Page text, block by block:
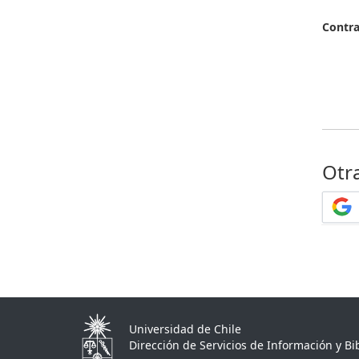
Universidad de Chile
Dirección de Servicios de Información y